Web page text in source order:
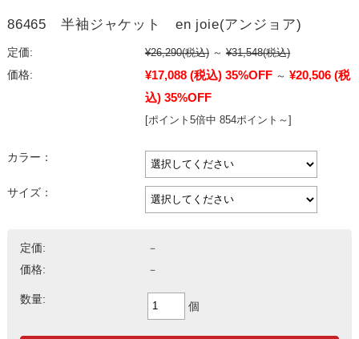
86465 半袖ジャケット en joie(アンジョア)
定価: ¥26,290(税込) ～ ¥31,548(税込)
価格:
¥17,088 (税込) 35%OFF ～ ¥20,506 (税
込) 35%OFF
[ポイント5倍中 854ポイント～]
カラー：
サイズ：
定価:
－
価格:
－
数量:
個